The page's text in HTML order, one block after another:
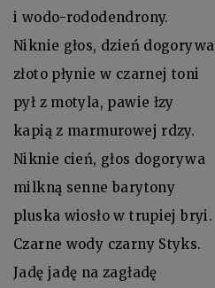
i wodo-rododendrony.
Niknie głos, dzień dogorywa
złoto płynie w czarnej toni
pył z motyla, pawie łzy
kapią z marmurowej rdzy.
Niknie cień, głos dogorywa
milkną senne barytony
pluska wiosło w trupiej bryi.
Czarne wody czarny Styks.
Jadę jadę na zagładę